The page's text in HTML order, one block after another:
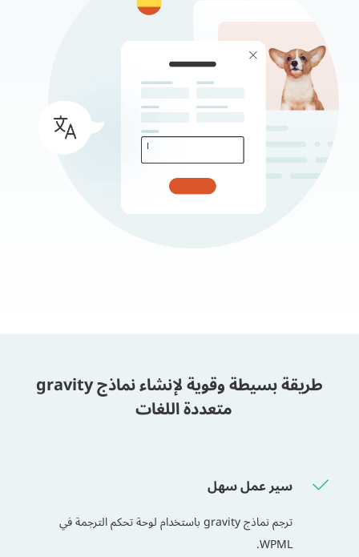
طريقة بسيطة وقوية لإنشاء نماذج gravity
متعددة اللغات
سير عمل سهل
ترجم نماذج gravity باستخدام لوحة تحكم الترجمة في
WPML.